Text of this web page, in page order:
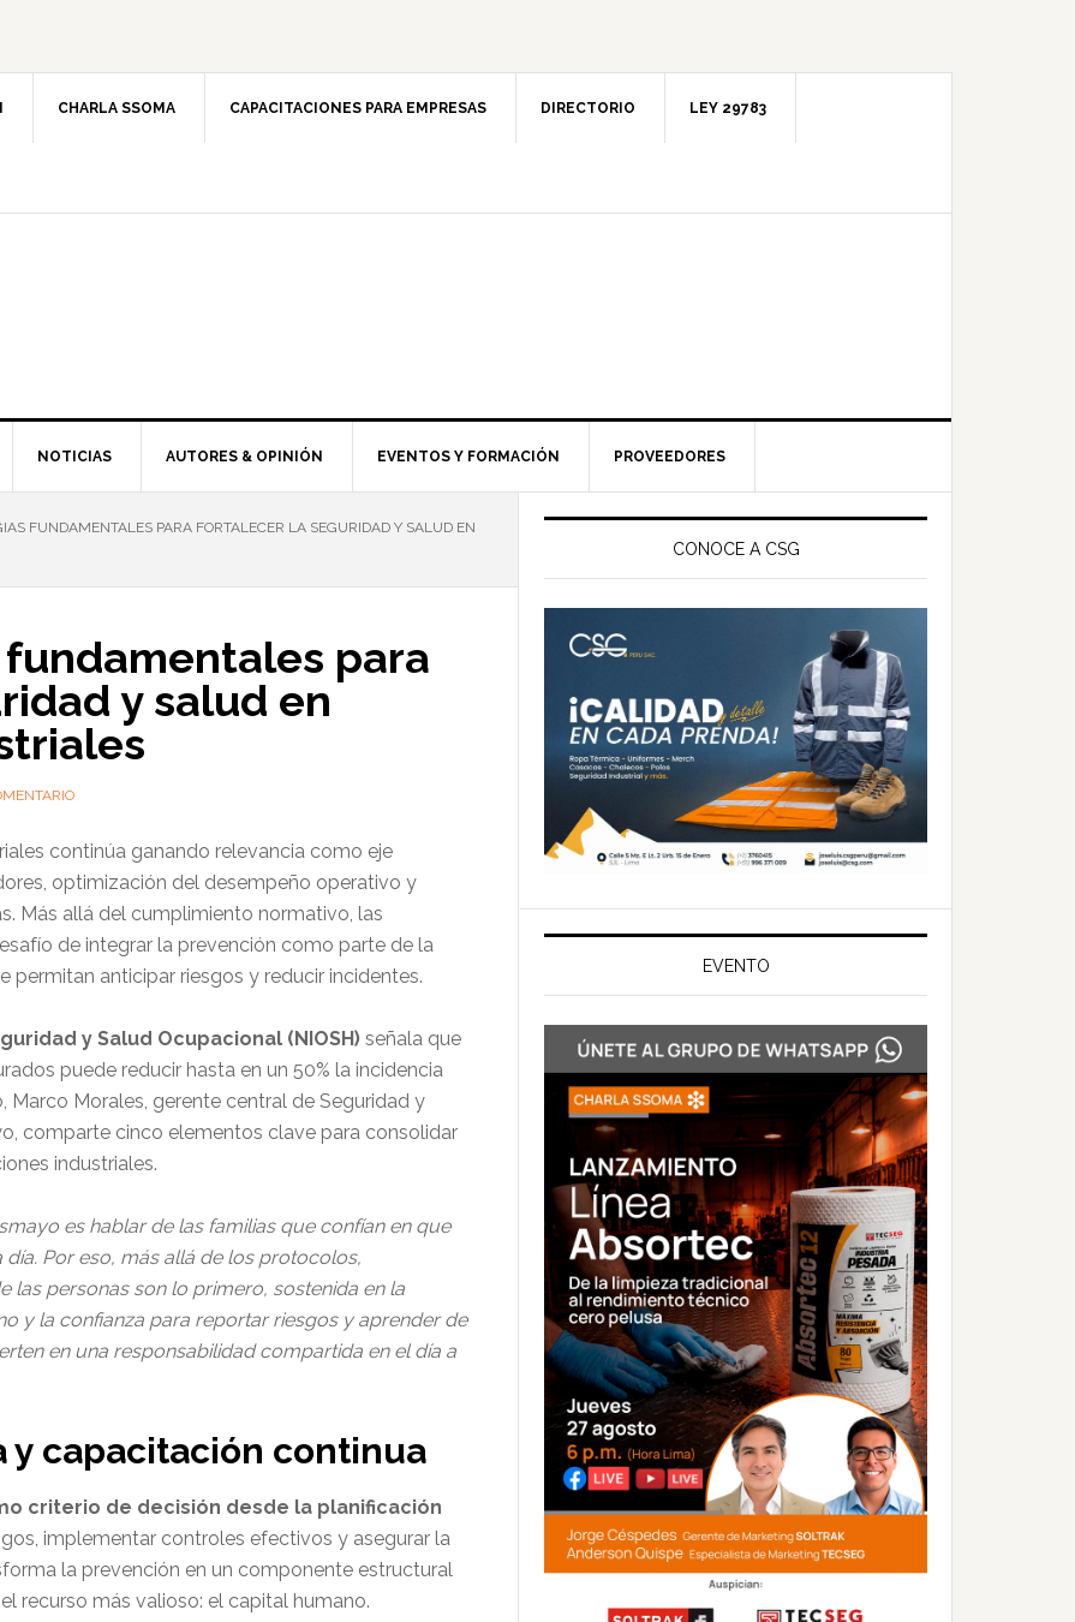
CHARLA SSOMA CAPACITACIONES PARA EMPRESAS DIRECTORIO LEY 29783
NOTICIAS AUTORES & OPINIÓN EVENTOS Y FORMACIÓN PROVEEDORES
FUNDAMENTALES PARA FORTALECER LA SEGURIDAD Y SALUD EN
para
y salud en
continúa ganando relevancia como eje
optimización del desempeño operativo y
Más allá del cumplimiento normativo, las
de integrar la prevención como parte de la
permitan anticipar riesgos y reducir incidentes.
y Salud Ocupacional (NIOSH) señala que
puede reducir hasta en un 50% la incidencia
Morales, gerente central de Seguridad y
comparte cinco elementos clave para consolidar
industriales.
es hablar de las familias que confían en que
Por eso, más allá de los protocolos,
personas son lo primero, sostenida en la
y la confianza para reportar riesgos y aprender de
en una responsabilidad compartida en el día a
capacitación continua
criterio de decisión desde la planificación
implementar controles efectivos y asegurar la
la prevención en un componente estructural
recurso más valioso: el capital humano.
Barra
principal
CONOCE A CSG
EVENTO